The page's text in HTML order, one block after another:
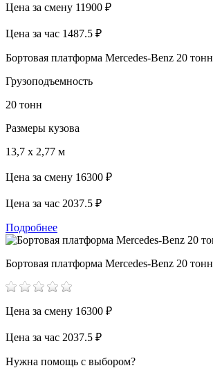
Цена за смену 11900 ₽
Цена за час 1487.5 ₽
Бортовая платформа Mercedes-Benz 20 тонн
Грузоподъемность
20 тонн
Размеры кузова
13,7 х 2,77 м
Цена за смену 16300 ₽
Цена за час 2037.5 ₽
Подробнее
Бортовая платформа Mercedes-Benz 20 тонн
Цена за смену 16300 ₽
Цена за час 2037.5 ₽
Нужна помощь с выбором?